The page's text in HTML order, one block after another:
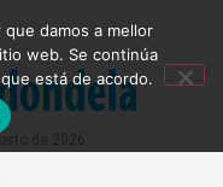
damos a mellor
web. Se continúa
está de acordo.